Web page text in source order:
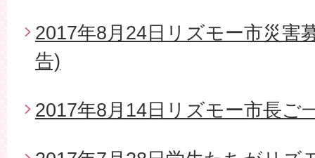
2017年8月24日リズモー市災害
告)
2017年8月14日リズモー市長ご